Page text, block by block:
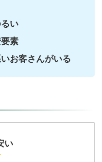
い
素
お客さんがいる
い